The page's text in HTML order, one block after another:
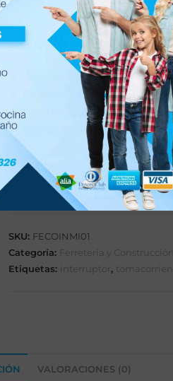
$5.75 $4.50
Tomacorriente + interruptor
Establece una conexión
Combina cada función y se
Cumple con todos los
+
SKU: FECOINMI01
Categoría: Ferretería y Construcción
Etiquetas:
interruptor ,
VALORACIONES (0)